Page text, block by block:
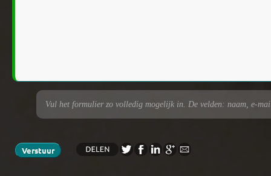
Vul het formulier zo volledig mogelijk in. De velden: naam, e-